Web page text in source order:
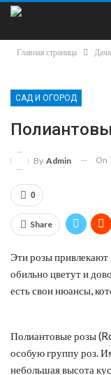
Главная страница Дача
САД И ОГОРОД
By Admin On
0
Share
Эти розы
обильно цветут и
есть свои нюансы,
Полиантовые розы
особую группу роз.
небольшая высота